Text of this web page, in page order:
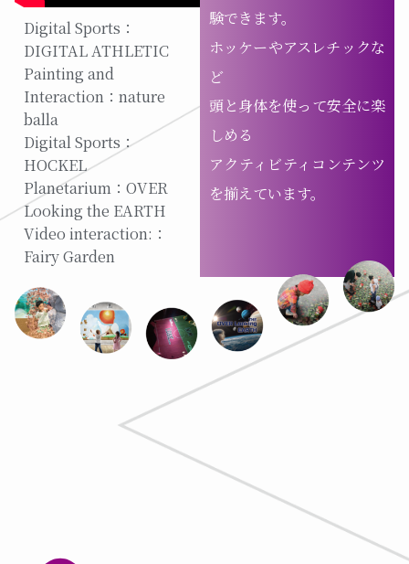
験できます。
ホッケーやアスレチックな
ど
頭と身体を使って安全に楽
しめる
アクティビティコンテンツ
を揃えています。
Digital Sports：
DIGITAL ATHLETIC
Painting and
Interaction：nature
balla
Digital Sports：
HOCKEL
Planetarium：OVER
Looking the EARTH
Video interaction:：
Fairy Garden